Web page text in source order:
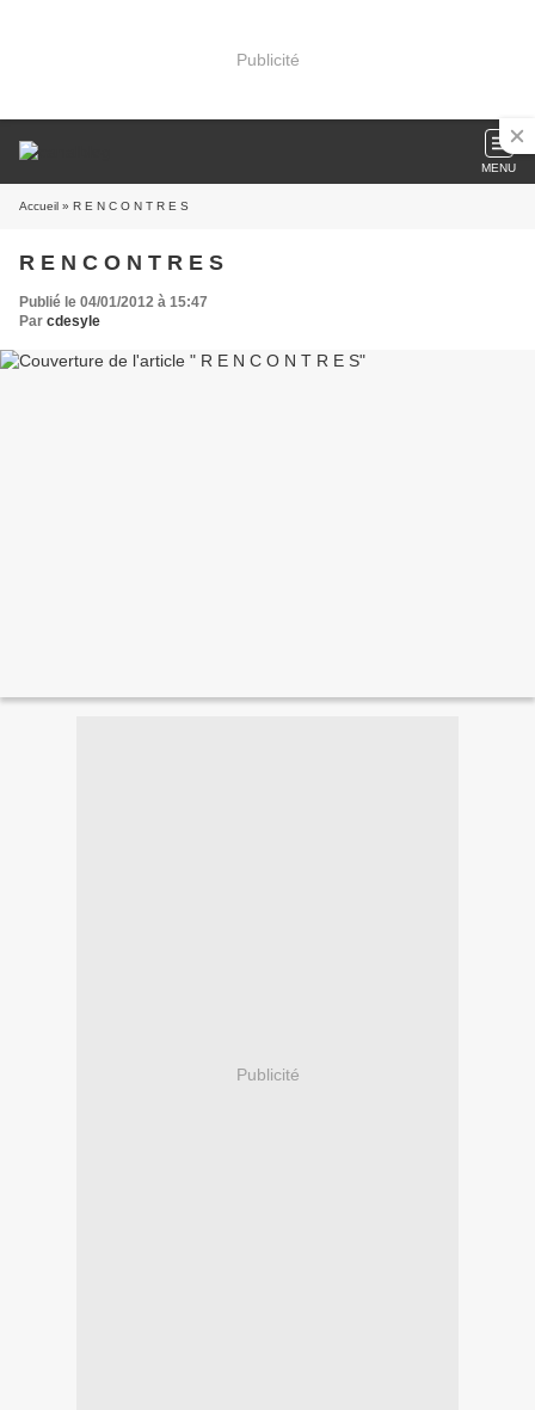
Publicité
MENU
Accueil » R E N C O N T R E S
R E N C O N T R E S
Publié le 04/01/2012 à 15:47
Par cdesyle
Publicité